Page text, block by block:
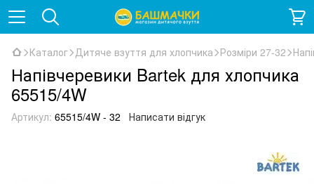
Каталог Дитяче взуття для хлопчика Розміри 27-32
Напівчеревики Bartek для хлопчика
65515/4W
Артикул: 65515/4W - 32 Написати відгук